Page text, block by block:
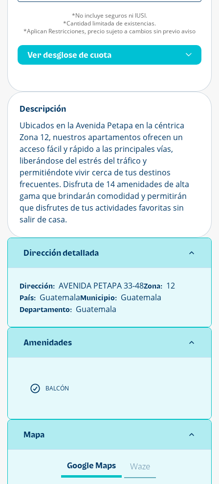
Descripción
Ubicados en la Avenida Petapa en la céntrica
Zona 12, nuestros apartamentos ofrecen un
acceso fácil y rápido a las principales vías,
liberándose del estrés del tráfico y
permitiéndote vivir cerca de tus destinos
frecuentes. Disfruta de 14 amenidades de alta
gama que brindarán comodidad y permitirán
que disfrutes de tus actividades favoritas sin
salir de casa.
Dirección detallada
Dirección: AVENIDA PETAPA 33-48Zona: 12
País: GuatemalaMunicipio: Guatemala
Departamento: Guatemala
Amenidades
BALCÓN
Mapa
Google Maps Waze
Ver desglose de cuota
*No incluye seguros ni IUSI.
*Cantidad limitada de existencias.
*Aplican Restricciones, precio sujeto a cambios sin previo aviso